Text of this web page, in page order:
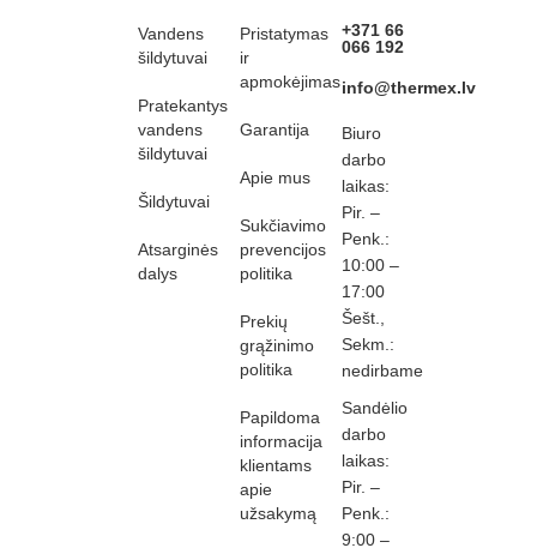
Vandens
šildytuvai
Pratekantys
vandens
šildytuvai
Šildytuvai
Atsarginės
dalys
Pristatymas
ir
apmokėjimas
Garantija
Apie mus
Sukčiavimo
prevencijos
politika
Prekių
grąžinimo
politika
Papildoma
informacija
klientams
apie
užsakymą
+371 66
066 192
info@thermex.lv
Biuro
darbo
laikas:
Pir. –
Penk.:
10:00 –
17:00
Šešt.,
Sekm.:
nedirbame
Sandėlio
darbo
laikas:
Pir. –
Penk.:
9:00 –
development